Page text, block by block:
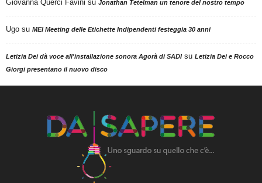
Giovanna Querci Favini su Jonathan Tetelman un tenore del nostro tempo
Ugo su MEI Meeting delle Etichette Indipendenti festeggia 30 anni
Letizia Dei dà voce all'installazione sonora Agorà di SADIsu Letizia Dei e Rocco
Giorgi presentano il nuovo disco